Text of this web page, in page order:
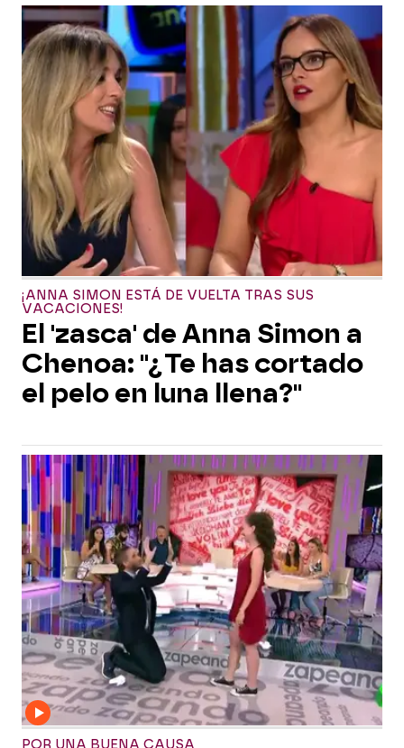
¡ANNA SIMON ESTÁ DE VUELTA TRAS SUS
VACACIONES!
El 'zasca' de Anna Simon a
Chenoa: "¿Te has cortado
el pelo en luna llena?"
POR UNA BUENA CAUSA